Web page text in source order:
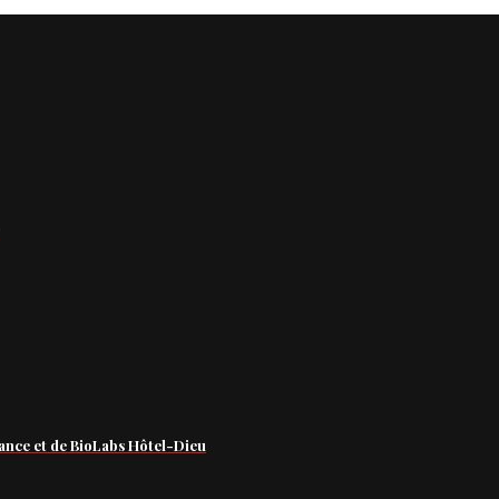
et de BioLabs Hôtel-Dieu